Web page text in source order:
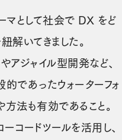
マとして社会で DX をど
解いてきました。
アジャイル型開発など、
であったウォーターフォ
法も有効であること。
コードツールを活用し、